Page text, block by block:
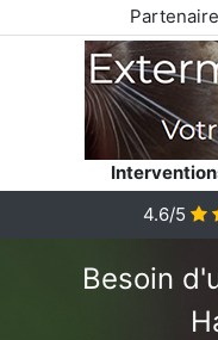
4.6/5
Besoin